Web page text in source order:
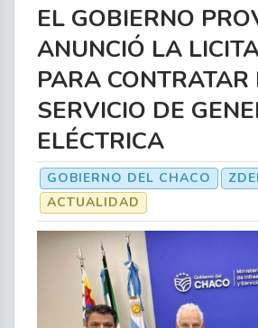
EL GOBIERNO
ANUNCIÓ LA
PARA CONTRATAR
SERVICIO DE
ELÉCTRICA
GOBIERNO DEL CHACO
ACTUALIDAD